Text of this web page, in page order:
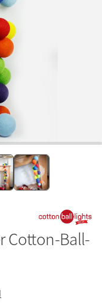
Cotton-Ball-